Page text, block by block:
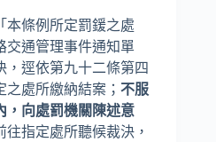
本條例所定罰鍰之處
交通管理事件通知單
，逕依第九十二條第四
處所繳納結案； 不服
，向處罰機關陳述意
往指定處所聽候裁決，